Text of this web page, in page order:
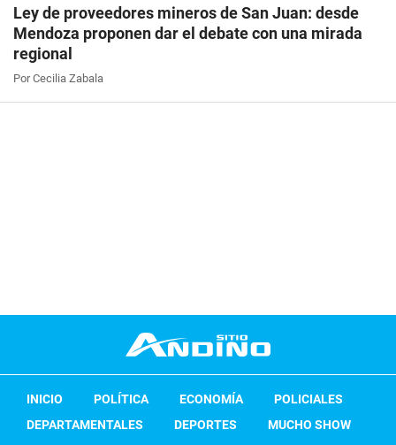
Ley de proveedores mineros de San Juan: desde
Mendoza proponen dar el debate con una mirada
regional
Por Cecilia Zabala
INICIO POLÍTICA ECONOMÍA
POLICIALES
DEPARTAMENTALES
DEPORTES
MUCHO SHOW